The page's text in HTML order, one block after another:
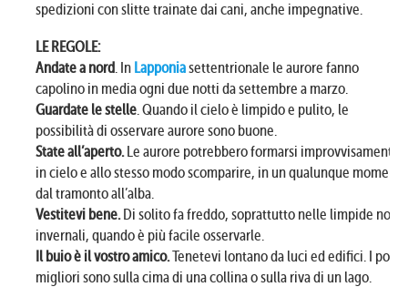
spedizioni con slitte trainate dai cani, anche impegnative.
LE REGOLE:
Andate a nord. In Lapponiasettentrionale le aurore fanno
capolino in media ogni due notti da settembre a marzo.
Guardate le stelle. Quando il cielo è limpido e pulito, le
possibilità di osservare aurore sono buone.
State all’aperto.Le aurore potrebbero formarsi improvvisamente
in cielo e allo stesso modo scomparire, in un qualunque momento
dal tramonto all’alba.
Vestitevi bene.Di solito fa freddo, soprattutto nelle limpide notti
invernali, quando è più facile osservarle.
Il buio è il vostro amico.Tenetevi lontano da luci ed edifici. I posti
migliori sono sulla cima di una collina o sulla riva di un lago.